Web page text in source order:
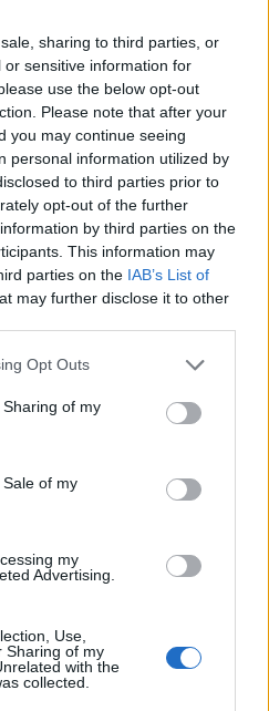
sharing to third parties, or
sensitive information for
use the below opt-out
Please note that after your
you may continue seeing
personal information utilized by
to third parties prior to
opt-out of the further
by third parties on the
This information may
parties on the IAB’s List of
may further disclose it to other
Opt Outs
of my
of my
my
Advertising.
Use,
Sharing of my
with the
collected.
hospodářství a
zdrojích, o možnosti jejich
Vezměme k ruce příslušné
vodíkového hospodářství:
k životnímu prostředí
se setkal se zástupci Missivy (šlo
z marketingu). Dospěl jsem k
byly k životnímu prostředí
jejich produktů o nějaký
Missivu?
a nadřazeností nad vámi,
než jsou ty jeho.
na pana Sommera čas
reagovat, ale jenom pro